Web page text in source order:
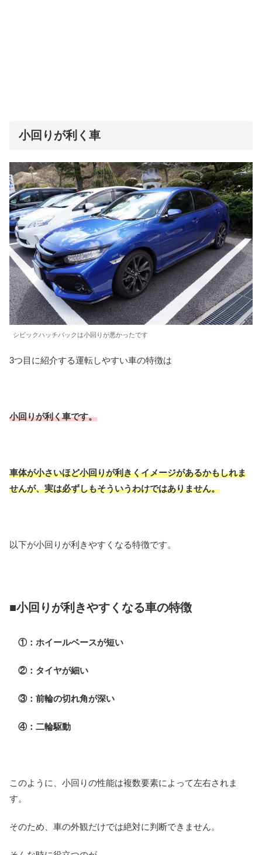
小回りが利く車
シビックハッチバックは小回りが悪かったです
3つ目に紹介する運転しやすい車の特徴は
小回りが利く車です。
車体が小さいほど小回りが利きくイメージがあるかもしれま
せんが、実は必ずしもそういうわけではありません。
以下が小回りが利きやすくなる特徴です。
■小回りが利きやすくなる車の特徴
①：ホイールベースが短い
②：タイヤが細い
③：前輪の切れ角が深い
④：二輪駆動
このように、小回りの性能は複数要素によって左右されま
す。
そのため、車の外観だけでは絶対に判断できません。